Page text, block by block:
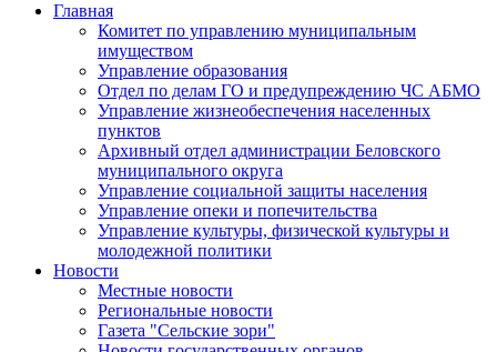
Главная
Комитет по управлению муниципальным
имуществом
Управление образования
Отдел по делам ГО и предупреждению ЧС АБМО
Управление жизнеобеспечения населенных
пунктов
Архивный отдел администрации Беловского
муниципального округа
Управление социальной защиты населения
Управление опеки и попечительства
Управление культуры, физической культуры и
молодежной политики
Новости
Местные новости
Региональные новости
Газета "Сельские зори"